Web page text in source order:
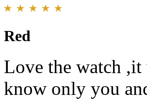
Red
Love the watch
know only you